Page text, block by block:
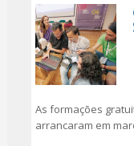
As formações
arrancaram em